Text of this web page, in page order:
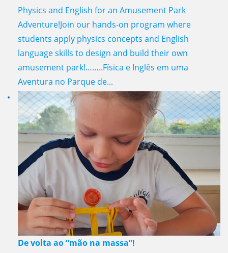
Physics and English for an Amusement Park
Adventure!Join our hands-on program where
students apply physics concepts and English
language skills to design and build their own
amusement park!……..Física e Inglês em uma
Aventura no Parque de...
De volta ao “mão na massa”!